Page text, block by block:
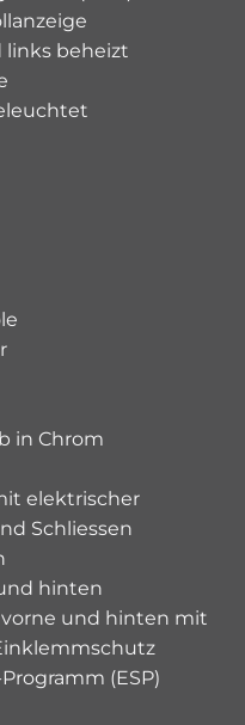
links beheizt
in Chrom
elektrischer
Schliessen
hinten
und hinten mit
(ESP)